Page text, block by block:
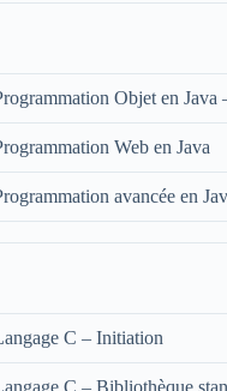
Objet en Java
Web en Java
avancée en
C – Initiation
C – Bibliothèque